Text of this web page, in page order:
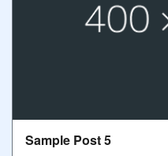
Sample Post 5